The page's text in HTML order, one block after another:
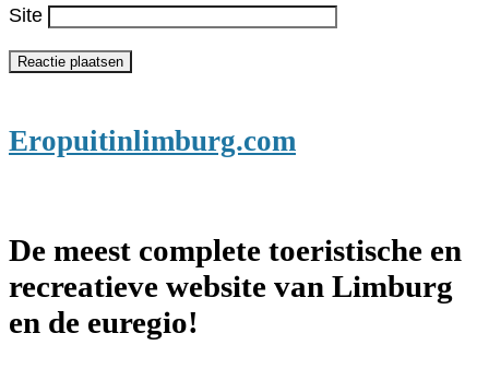
Site
Eropuitinlimburg.com
De meest complete toeristische en
recreatieve website van Limburg
en de euregio!